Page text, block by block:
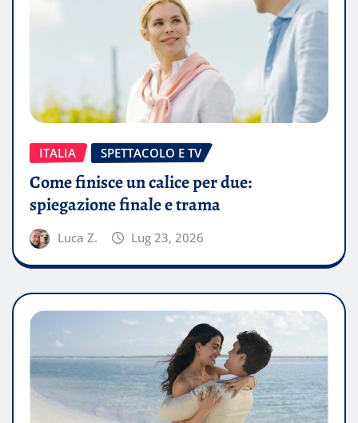
ITALIA SPETTACOLO E TV
Come finisce un calice per due:
spiegazione finale e trama
Luca Z. Lug 23, 2026